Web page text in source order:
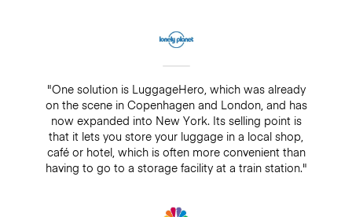
"One solution is LuggageHero, which was already
on the scene in Copenhagen and London, and has
now expanded into New York. Its selling point is
that it lets you store your luggage in a local shop,
café or hotel, which is often more convenient than
having to go to a storage facility at a train station."